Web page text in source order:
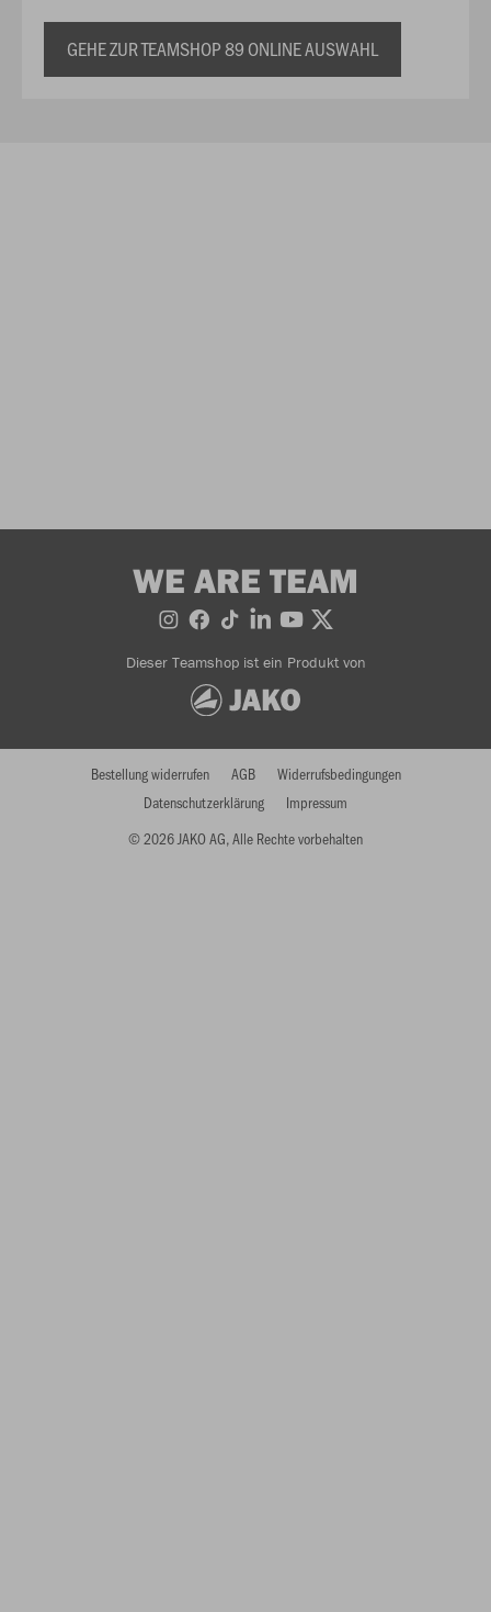
GEHE ZUR TEAMSHOP 89 ONLINE AUSWAHL
WE ARE TEAM
Dieser Teamshop ist ein Produkt von
© 2026 JAKO AG, Alle Rechte vorbehalten
Bestellung widerrufen AGB
Widerrufsbedingungen
Datenschutzerklärung
Impressum